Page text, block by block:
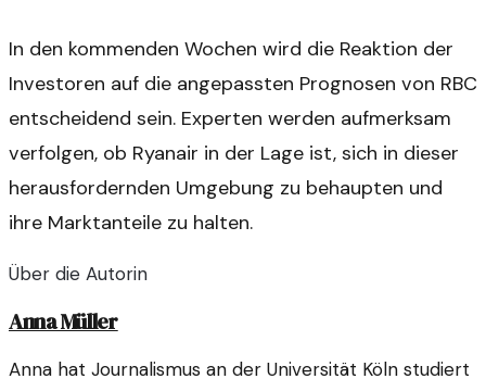
In den kommenden Wochen wird die Reaktion der
Investoren auf die angepassten Prognosen von RBC
entscheidend sein. Experten werden aufmerksam
verfolgen, ob Ryanair in der Lage ist, sich in dieser
herausfordernden Umgebung zu behaupten und
ihre Marktanteile zu halten.
Über die Autorin
Anna Müller
Anna hat Journalismus an der Universität Köln studiert